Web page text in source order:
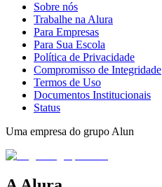
Sobre nós
Trabalhe na Alura
Para Empresas
Para Sua Escola
Política de Privacidade
Compromisso de Integridade
Termos de Uso
Documentos Institucionais
Status
Uma empresa do grupo Alun